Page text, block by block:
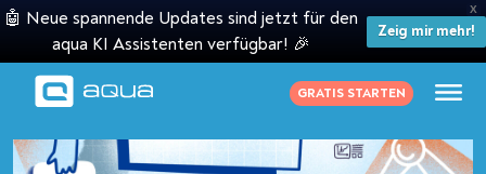
X
🤖 Neue spannende Updates sind jetzt für den
aqua KI Assistenten verfügbar! 🎉
Zeig mir mehr!
GRATIS STARTEN